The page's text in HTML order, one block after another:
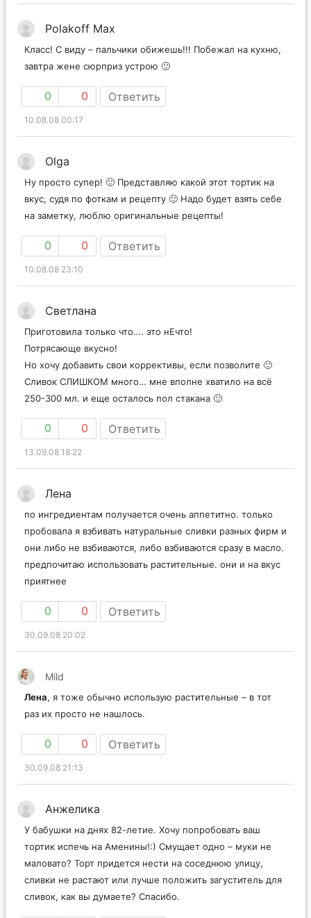
Polakoff Max
Класс! С виду – пальчики обижешь!!! Побежал на кухню,
завтра жене сюрприз устрою 🙂
0 0 Ответить
10.08.08 00:17
Olga
Ну просто супер! 🙂 Представляю какой этот тортик на
вкус, судя по фоткам и рецепту 🙂 Надо будет взять себе
на заметку, люблю оригинальные рецепты!
0 0 Ответить
10.08.08 23:10
Светлана
Приготовила только что…. это нЕчто!
Потрясающе вкусно!
Но хочу добавить свои коррективы, если позволите 🙂
Сливок СЛИШКОМ много… мне вполне хватило на всё
250-300 мл. и еще осталось пол стакана 🙂
0 0 Ответить
13.09.08 18:22
Лена
по ингредиентам получается очень аппетитно. только
пробовала я взбивать натуральные сливки разных фирм и
они либо не взбиваются, либо взбиваются сразу в масло.
предпочитаю использовать растительные. они и на вкус
приятнее
0 0 Ответить
30.09.08 20:02
Mild
Лена, я тоже обычно использую растительные – в тот
раз их просто не нашлось.
0 0 Ответить
30.09.08 21:13
Анжелика
У бабушки на днях 82-летие. Хочу попробовать ваш
тортик испечь на Аменины!:) Смущает одно – муки не
маловато? Торт придется нести на соседнюю улицу,
сливки не растают или лучше положить загуститель для
сливок, как вы думаете? Спасибо.